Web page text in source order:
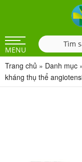
MENU
Trang chủ » Danh mục
kháng thụ thể